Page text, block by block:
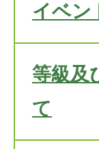
イベン
等級及
て